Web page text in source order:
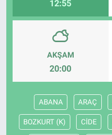
12:55
AKŞAM
20:00
ABANA ARAÇ
BOZKURT (K) CİDE